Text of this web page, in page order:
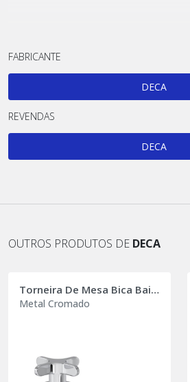
FABRICANTE
DECA
REVENDAS
DECA
OUTROS PRODUTOS DE DECA
Torneira De Mesa Bica Baixa Flex
Metal Cromado